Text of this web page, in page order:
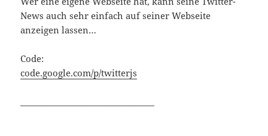
News auch sehr einfach auf seiner Webseite
anzeigen lassen…
Code:
code.google.com/p/twitterjs